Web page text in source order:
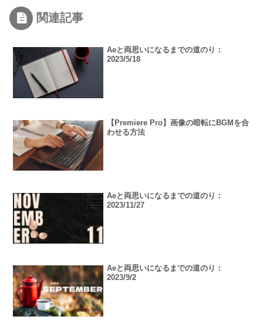
関連記事
Aeと両思いになるまでの道のり：
2023/5/18
【Premiere Pro】画像の暗転にBGMを合
わせる方法
Aeと両思いになるまでの道のり：
2023/11/27
Aeと両思いになるまでの道のり：
2023/9/2